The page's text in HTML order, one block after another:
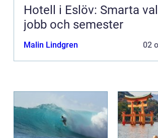
Hotell i Eslöv: Smarta
jobb och semester
Malin Lindgren 02